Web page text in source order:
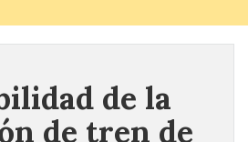
de la
de tren de